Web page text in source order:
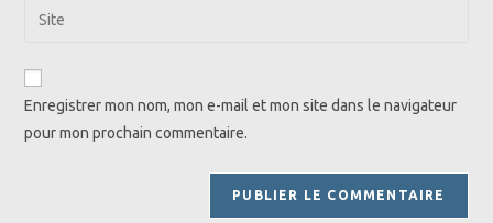
address
comment
Saisir
de
Enregistrer mon nom, mon e-mail et mon site dans le navigateur
pour mon prochain commentaire.